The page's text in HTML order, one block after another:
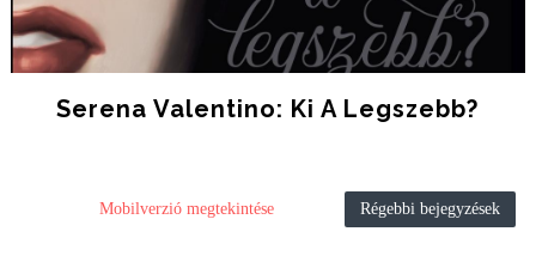
Serena Valentino: Ki A Legszebb?
Régebbi bejegyzések
Mobilverzió megtekintése